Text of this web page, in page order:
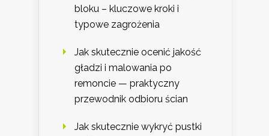
bloku – kluczowe kroki i
typowe zagrożenia
Jak skutecznie ocenić jakość
gładzi i malowania po
remoncie — praktyczny
przewodnik odbioru ścian
Jak skutecznie wykryć pustki